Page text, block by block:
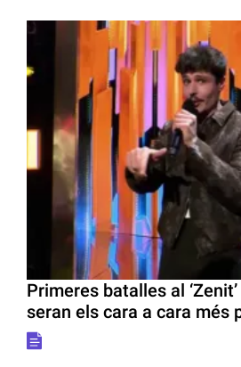
Primeres batalles al
seran els cara a cara més